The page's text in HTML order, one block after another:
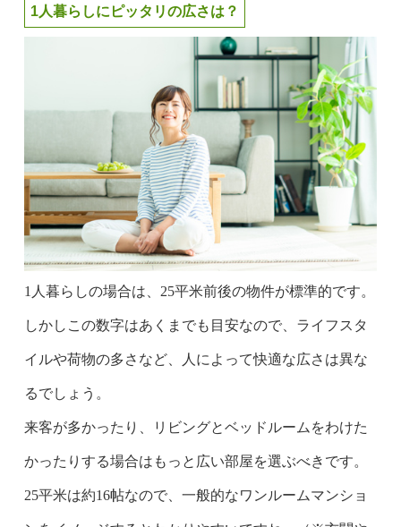
1人暮らしにピッタリの広さは？
1人暮らしの場合は、25平米前後の物件が標準的です。
しかしこの数字はあくまでも目安なので、ライフスタ
イルや荷物の多さなど、人によって快適な広さは異な
るでしょう。
来客が多かったり、リビングとベッドルームをわけた
かったりする場合はもっと広い部屋を選ぶべきです。
25平米は約16帖なので、一般的なワンルームマンショ